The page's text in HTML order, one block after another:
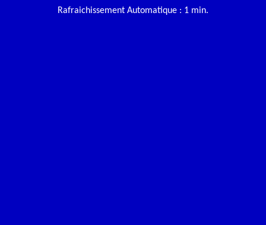
Rafraichissement Automatique : 1 min.